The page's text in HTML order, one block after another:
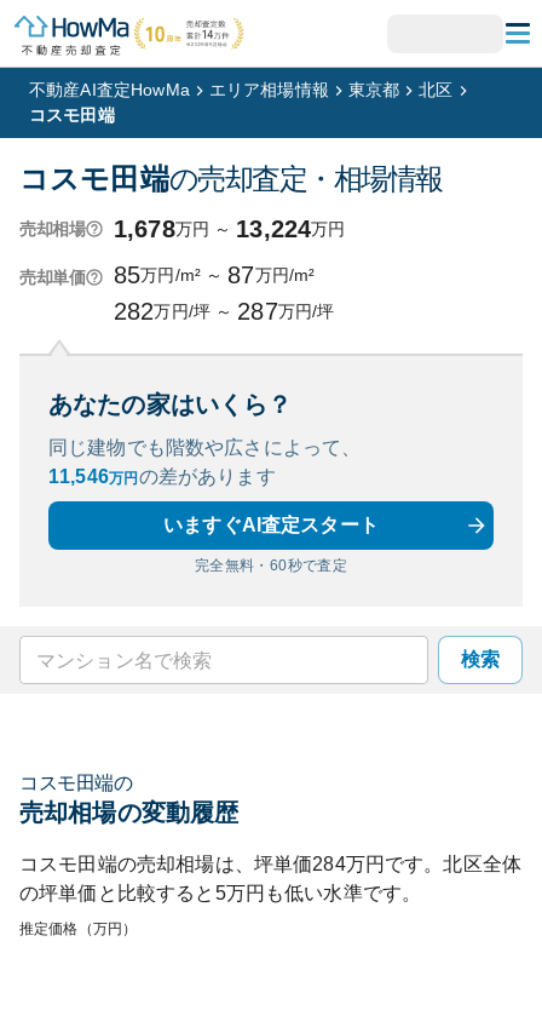
不動産AI査定HowMa エリア相場情報 東京都
北区
コスモ田端
コスモ田端の売却査定・相場情報
売却相場 1,678万円 ～ 13,224万円
売却単価 85万円/m² ～ 87万円/m²
282万円/坪 ～ 287万円/坪
あなたの家はいくら？
同じ建物でも階数や広さによって、
11,546万円 の差があります
いますぐAI査定スタート
完全無料・60秒で査定
検索
コスモ田端の
売却相場の変動履歴
コスモ田端の売却相場は、坪単価284万円です。北区全体
の坪単価と比較すると 5万円も低い水準です。
推定価格（万円）